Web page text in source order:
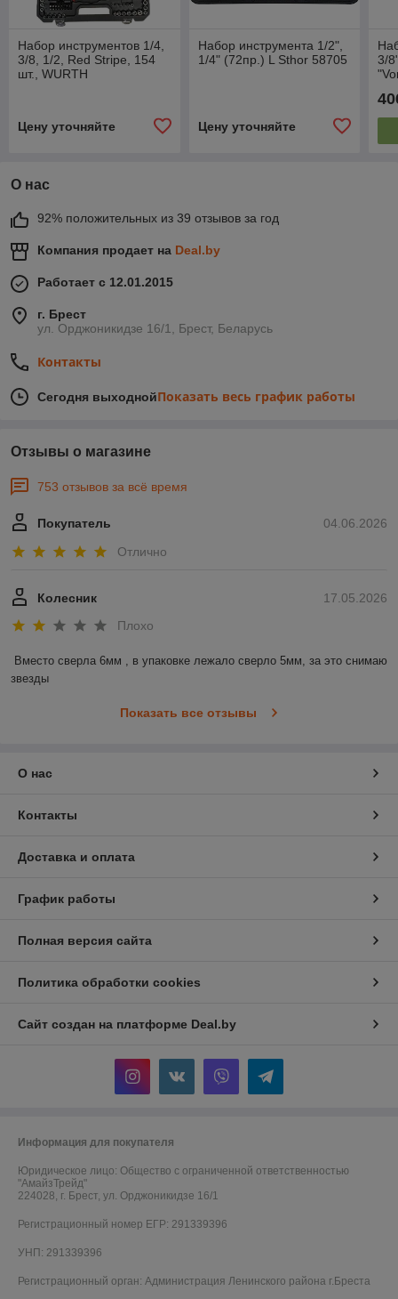
Набор инструментов 1/4,
3/8, 1/2, Red Stripe, 154
шт., WURTH
Цену уточняйте
Набор инструмента 1/2",
1/4" (72пр.) L Sthor 58705
Цену уточняйте
3/
О нас
92% положительных из 39 отзывов за год
Компания продает на Deal.by
Работает с 12.01.2015
г. Брест
ул. Орджоникидзе 16/1, Брест, Беларусь
Контакты
Сегодня выходнойПоказать весь график работы
Отзывы о магазине
753 отзывов за всё время
04.06.2026
Покупатель
Отлично
17.05.2026
Колесник
Плохо
Вместо сверла 6мм , в упаковке лежало сверло 5мм, за это снимаю
звезды
Показать все отзывы
О нас
Контакты
Доставка и оплата
График работы
Полная версия сайта
Политика обработки cookies
Сайт создан на платформе Deal.by
Информация для покупателя
Юридическое лицо: Общество с ограниченной ответственностью
"АмайзТрейд"
224028, г. Брест, ул. Орджоникидзе 16/1
Регистрационный номер ЕГР: 291339396
УНП: 291339396
Регистрационный орган: Администрация Ленинского района г.Бреста